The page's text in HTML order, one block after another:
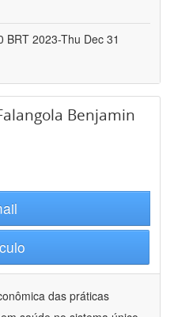
BRT 2023-Thu Dec 31
Benjamin
das práticas